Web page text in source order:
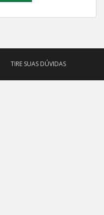
TIRE SUAS DÚVIDAS